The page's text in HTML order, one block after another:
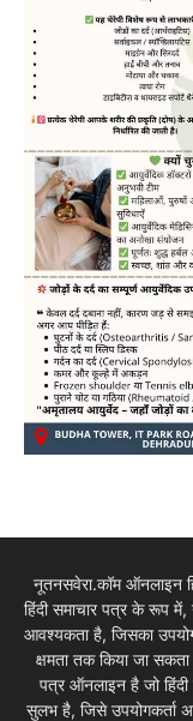
नूतनसवेरा.कॉम ऑनलाइन
हिंदी समाचार पत्र के रूप
आवश्यकता है, जिसका उपयोग
क्षमता तक किया जा
पत्र ऑनलाइन है जो
सुलभ है, जिसे उपयोगकर्ता